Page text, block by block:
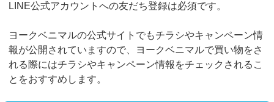
LINE公式アカウントへの友だち登録は必須です。
ヨークベニマルの公式サイトでもチラシやキャンペーン情
報が公開されていますので、ヨークベニマルで買い物をさ
れる際にはチラシやキャンペーン情報をチェックされるこ
とをおすすめします。